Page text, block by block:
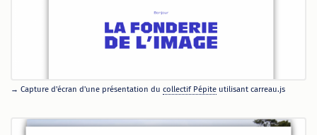
Capture d'écran d'une présentation du collectif Pépite utilisant carreau.js